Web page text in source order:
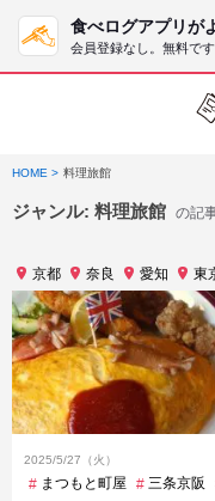
食べログアプリが
会員登録なし。無料で
HOME 料理旅館
ジャンル: 料理旅館 の記
京都 奈良 愛知 東
2025/5/27（火）
まつもと町屋 三条京阪